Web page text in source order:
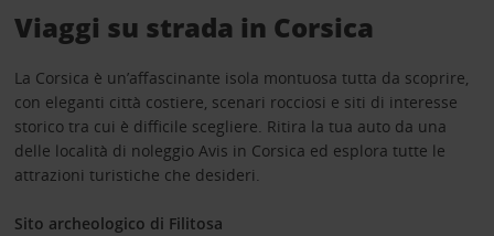
Viaggi su strada in Corsica
La Corsica è un’affascinante isola montuosa tutta da scoprire,
con eleganti città costiere, scenari rocciosi e siti di interesse
storico tra cui è difficile scegliere. Ritira la tua auto da una
delle località di noleggio Avis in Corsica ed esplora tutte le
attrazioni turistiche che desideri.
Sito archeologico di Filitosa